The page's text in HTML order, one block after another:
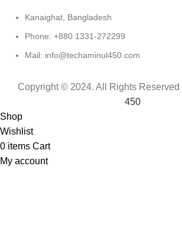
Kanaighat, Bangladesh
Phone: +880 1331-272299
Mail: info@techaminul450.com
Copyright © 2024. All Rights Reserved
450
Shop
Wishlist
0 items Cart
My account